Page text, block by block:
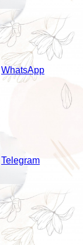
WhatsApp
Telegram